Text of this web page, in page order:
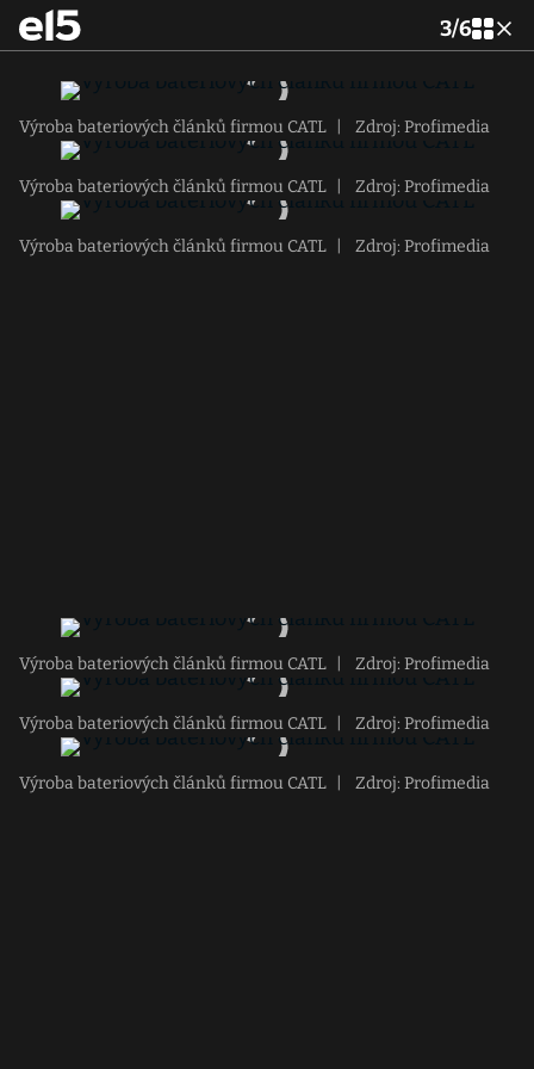
3/6
Výroba bateriových článků firmou CATL Zdroj: Profimedia
Výroba bateriových článků firmou CATL Zdroj: Profimedia
Výroba bateriových článků firmou CATL Zdroj: Profimedia
Výroba bateriových článků firmou CATL Zdroj: Profimedia
Výroba bateriových článků firmou CATL Zdroj: Profimedia
Výroba bateriových článků firmou CATL Zdroj: Profimedia